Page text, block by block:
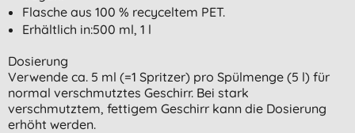
Flasche aus 100 % recyceltem PET.
Erhältlich in:500 ml, 1 l
Dosierung
Verwende ca. 5 ml (=1 Spritzer) pro Spülmenge (5 l) für
normal verschmutztes Geschirr. Bei stark
verschmutztem, fettigem Geschirr kann die Dosierung
erhöht werden.